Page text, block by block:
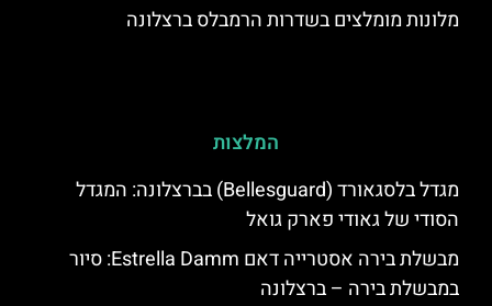
מלונות מומלצים בשדרות הרמבלס ברצלונה
המלצות
מגדל בלסגאורד (Bellesguard) בברצלונה: המגדל
הסודי של גאודי פארק גואל
מבשלת בירה אסטרייה דאם Estrella Damm: סיור
במבשלת בירה – ברצלונה